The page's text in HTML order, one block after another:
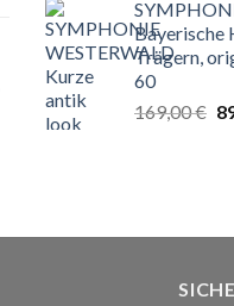
Bayerische
Trägern,
60
169,00€